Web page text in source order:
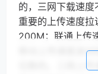
的，三网下载速
重要的上传速度
200M；联通上传
移动上传速度波
位数的。三网上